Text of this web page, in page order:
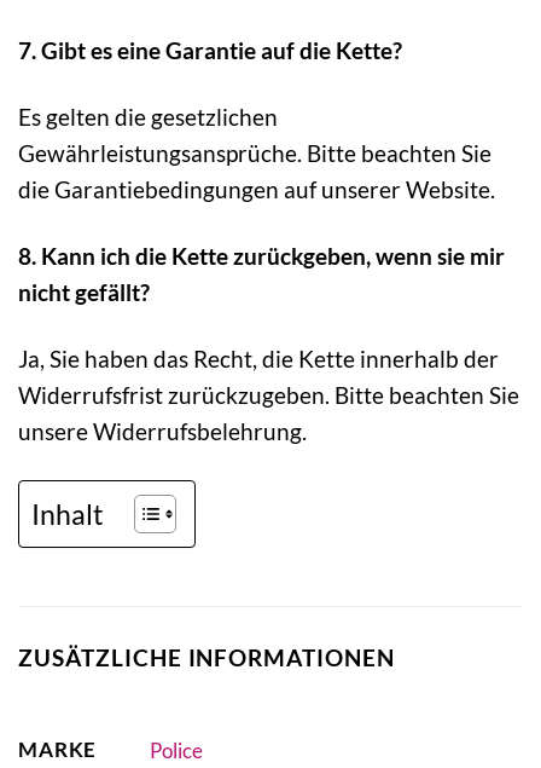
7. Gibt es eine Garantie auf die Kette?
Es gelten die gesetzlichen
Gewährleistungsansprüche. Bitte beachten Sie
die Garantiebedingungen auf unserer Website.
8. Kann ich die Kette zurückgeben, wenn sie mir
nicht gefällt?
Ja, Sie haben das Recht, die Kette innerhalb der
Widerrufsfrist zurückzugeben. Bitte beachten Sie
unsere Widerrufsbelehrung.
Inhalt
ZUSÄTZLICHE INFORMATIONEN
MARKE Police